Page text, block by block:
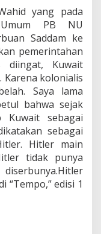
yang pada
PB NU
Saddam ke
pemerintahan
diingat, Kuwait
Karena kolonialis
Saya lama
bahwa sejak
sebagai
sebagai
Hitler main
tidak punya
“Tempo,” edisi 1